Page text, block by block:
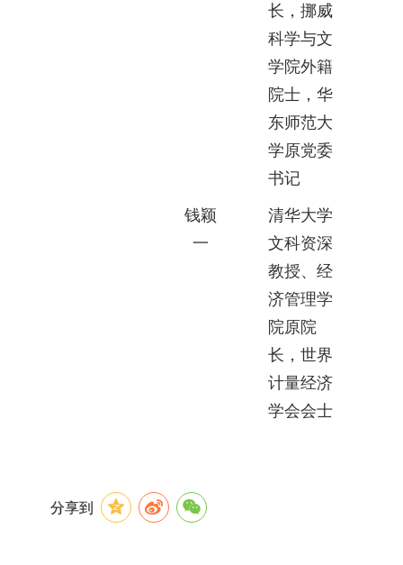
长，挪威
科学与文
学院外籍
院士，华
东师范大
学原党委
书记
钱颖
一
清华大学
文科资深
教授、经
济管理学
院原院
长，世界
计量经济
学会会士
分享到